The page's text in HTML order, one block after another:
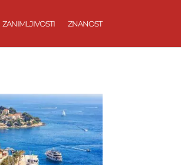
ZANIMLJIVOSTI ZNANOST